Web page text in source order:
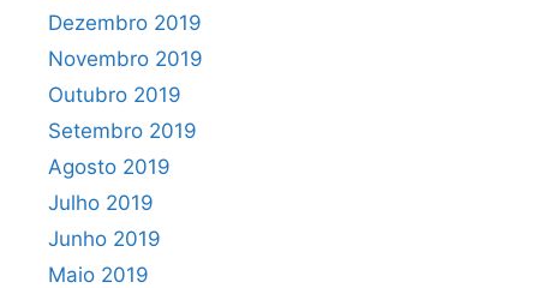
Dezembro 2019
Novembro 2019
Outubro 2019
Setembro 2019
Agosto 2019
Julho 2019
Junho 2019
Maio 2019